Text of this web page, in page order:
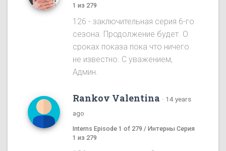
1 из 279
126 - заключительная серия 6-го
сезона. Продолжение будет. О
сроках показа пока что ничего
не известно. С уважением,
Админ.
Rankov Valentina · 14 years
ago
Interns Episode 1 of 279 / Интерны Серия
1 из 279